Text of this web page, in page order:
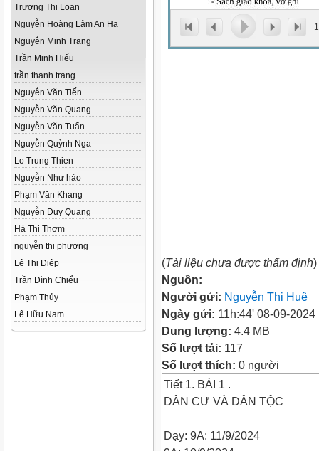
Trương Thị Loan
Nguyễn Hoàng Lâm An Hạ
Nguyễn Minh Trang
Trần Minh Hiếu
trần thanh trang
Nguyễn Văn Tiến
Nguyễn Văn Quang
Nguyễn Văn Tuấn
Nguyễn Quỳnh Nga
Lo Trung Thien
Nguyễn Như hảo
Phạm Văn Khang
Nguyễn Duy Quang
Hà Thị Thơm
nguyễn thị phương
Lê Thị Diệp
Trần Đình Chiểu
Phạm Thủy
Lê Hữu Nam
1
(Tài liệu chưa được thẩm định)
Nguồn:
Người gửi: Nguyễn Thị Huệ
Ngày gửi: 11h:44' 08-09-2024
Dung lượng: 4.4 MB
Số lượt tải: 117
Số lượt thích: 0 người
Tiết 1. BÀI 1 .
DÂN CƯ VÀ DÂN TỘC
Dạy: 9A: 11/9/2024